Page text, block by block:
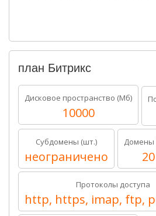
план Битрикс
Дисковое пространство (Мб)
10000
Субдомены (шт.)
неограничено
Домены
20
Протоколы доступа
http, https, imap, ftp,